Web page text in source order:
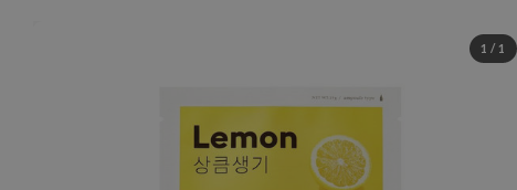
1 / 1